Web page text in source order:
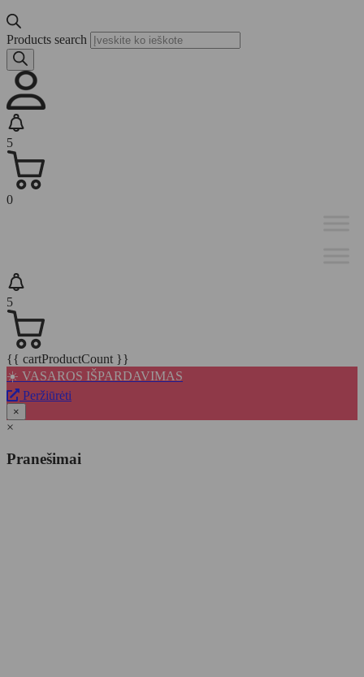
Products search
5
0
5
{{ cartProductCount }}
☀️ VASAROS IŠPARDAVIMAS
Peržiūrėti
×
×
Pranešimai